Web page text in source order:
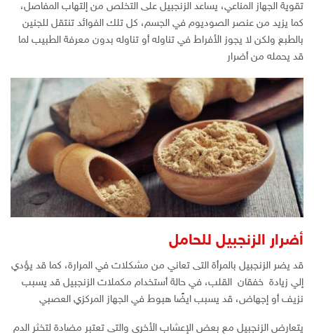
تقوية الجهاز المناعي، يساعد الزنجبيل على التخلص من إلتهاب المفاصل،
كما يزيد من عنصر الصوديوم في الجسم، كل تلك الفوائد تنتقل للجنين
بالطبع ولكن لا يجوز الأفراط في تناوله أو تناوله بدون معرفة الطبيب لما
قد يحمله من أضرار
أضرار الزنجبيل للحامل
قد يضر الزنجبيل بالمرأة التى تعاني من مشكلات في المرارة، كما قد يؤدي
إلي زيادة خفقان القلب، في حالة أستخدام مكملات الزنجبيل قد يسبب
نزيف أو إجهاض، قد يسبب ايضًا هبوط في الجهاز المركزي العصبي
يتعارض الزنجبيل مع بعض الإعشاب الأخرى والتى تعتبر مضادة لتخثر الدم